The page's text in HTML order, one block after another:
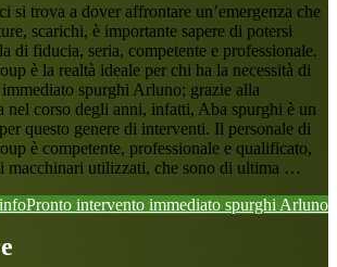
si trova a dover affrontare un’emergenza che
scarichi, è importante sapere di potersi
di fiducia, seria, competente e professionale.
è la realtà ideale per chi ha la necessità di
spurghi Arluno; grazie alla
nel corso degli anni, infatti, Aba spurghi è un
questo genere di interventi. Il personale di
è competente, professionale e qualificato,
macchinari utilizzati, che sono di ultima …
infoPronto intervento immediato spurghi Arluno